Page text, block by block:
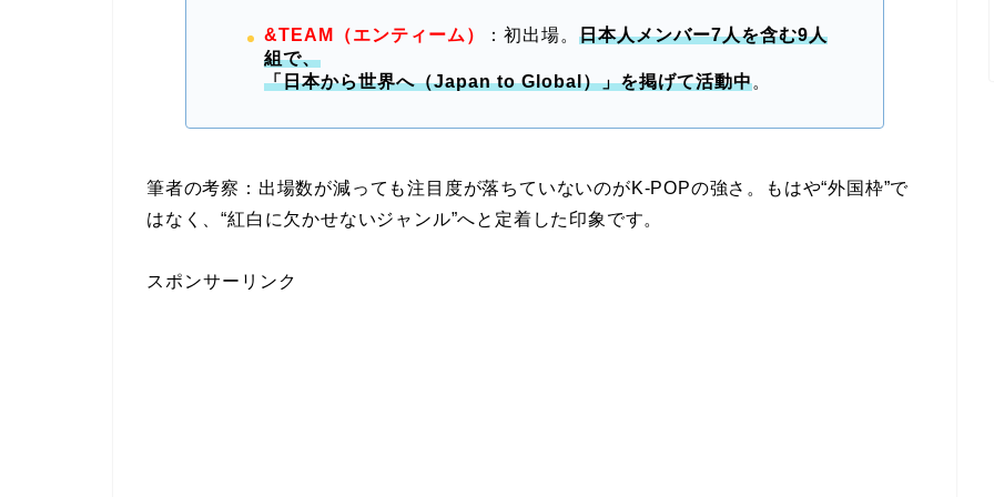
&TEAM（エンティーム） ：初出場。 日本人メンバー7人を含む9人
組で、
「日本から世界へ（Japan to Global）」を掲げて活動中。
筆者の考察：出場数が減っても注目度が落ちていないのがK-POPの強さ。もはや“外国枠”で
はなく、“紅白に欠かせないジャンル”へと定着した印象です。
スポンサーリンク